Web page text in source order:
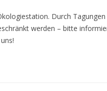
Durch
werden – bitte